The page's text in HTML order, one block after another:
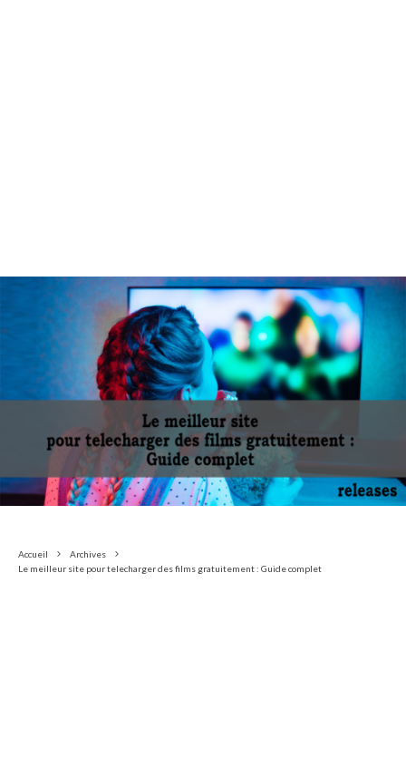
Accueil
Archives
Le meilleur site pour telecharger des films gratuitement : Guide complet